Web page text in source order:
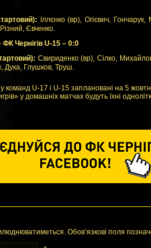
Іллєнко (вр), Огієвич,
Євченко.
Чернігів U-15 – 0:0
Свириденко (вр), Сілко,
Дука, Глушков, Труш.
у команд U-17 і U-15 заплановані на 5
у домашніх матчах будуть їхні
Обов’язкові поля